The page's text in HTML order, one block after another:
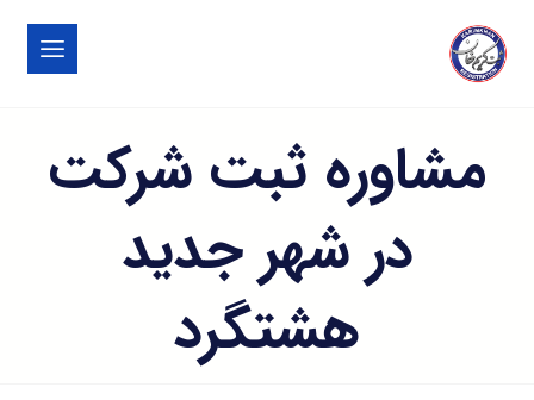
مشاوره ثبت شرکت
در شهر جديد
هشتگرد